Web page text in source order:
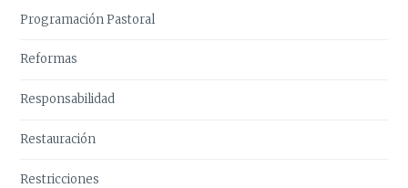
Programación Pastoral
Reformas
Responsabilidad
Restauración
Restricciones